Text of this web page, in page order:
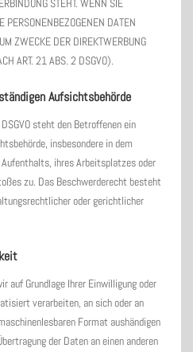
STEHT. WENN SIE
PERSONENBEZOGENEN DATEN
ZWECKE DER DIREKTWERBUNG
ART. 21 ABS. 2 DSGVO).
Aufsichts­behörde
steht den Betroffenen ein
insbesondere in dem
ihres Arbeitsplatzes oder
zu. Das Beschwerderecht besteht
oder gerichtlicher
auf Grundlage Ihrer Einwilligung oder
verarbeiten, an sich oder an
Format aushändigen
der Daten an einen anderen